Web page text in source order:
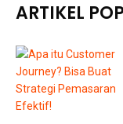
ARTIKEL